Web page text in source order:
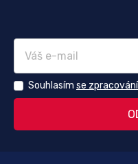
Souhlasím se